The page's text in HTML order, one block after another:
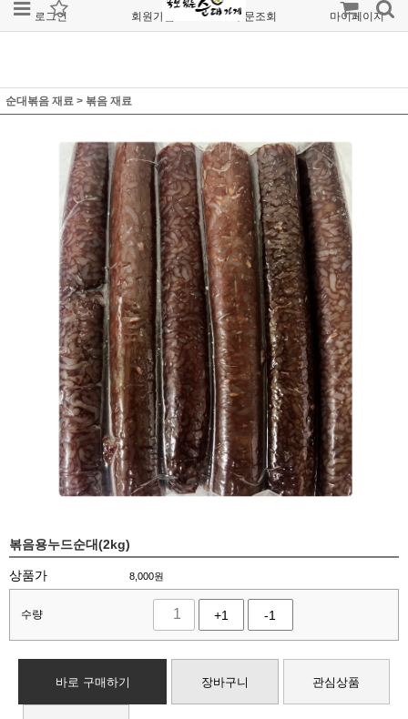
로그인 회원가입 주문조회 마이페이지
순대볶음 재료 > 볶음 재료
볶음용누드순대(2kg)
상품가 8,000원
수량 +1 -1
바로 구매하기 장바구니 관심상품